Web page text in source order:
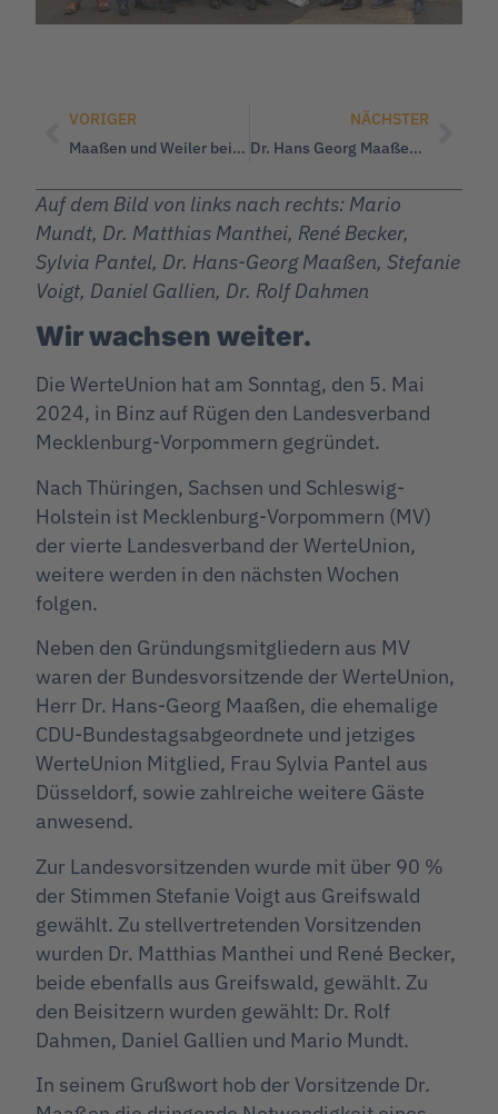
VORIGER
Maaßen und Weiler beim Waldkampftag: Politisches Aufgebot in St. Gangloff
NÄCHSTER
Dr. Hans Georg Maaßen und Albert Weiler im Bürgerdialog
Auf dem Bild von links nach rechts: Mario
Mundt, Dr. Matthias Manthei, René Becker,
Sylvia Pantel, Dr. Hans-Georg Maaßen, Stefanie
Voigt, Daniel Gallien, Dr. Rolf Dahmen
Wir wachsen weiter.
Die WerteUnion hat am Sonntag, den 5. Mai
2024, in Binz auf Rügen den Landesverband
Mecklenburg-Vorpommern gegründet.
Nach Thüringen, Sachsen und Schleswig-
Holstein ist Mecklenburg-Vorpommern (MV)
der vierte Landesverband der WerteUnion,
weitere werden in den nächsten Wochen
folgen.
Neben den Gründungsmitgliedern aus MV
waren der Bundesvorsitzende der WerteUnion,
Herr Dr. Hans-Georg Maaßen, die ehemalige
CDU-Bundestagsabgeordnete und jetziges
WerteUnion Mitglied, Frau Sylvia Pantel aus
Düsseldorf, sowie zahlreiche weitere Gäste
anwesend.
Zur Landesvorsitzenden wurde mit über 90 %
der Stimmen Stefanie Voigt aus Greifswald
gewählt. Zu stellvertretenden Vorsitzenden
wurden Dr. Matthias Manthei und René Becker,
beide ebenfalls aus Greifswald, gewählt. Zu
den Beisitzern wurden gewählt: Dr. Rolf
Dahmen, Daniel Gallien und Mario Mundt.
In seinem Grußwort hob der Vorsitzende Dr.